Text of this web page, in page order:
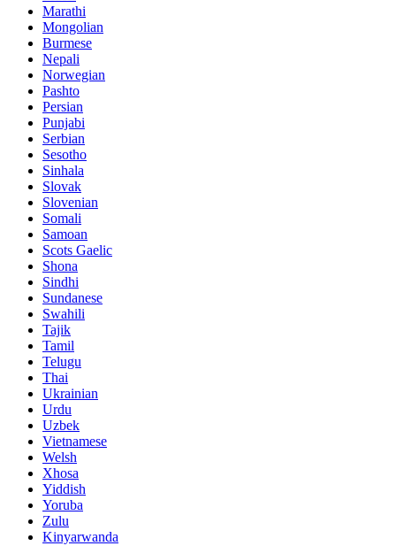
Marathi
Mongolian
Burmese
Nepali
Norwegian
Pashto
Persian
Punjabi
Serbian
Sesotho
Sinhala
Slovak
Slovenian
Somali
Samoan
Scots Gaelic
Shona
Sindhi
Sundanese
Swahili
Tajik
Tamil
Telugu
Thai
Ukrainian
Urdu
Uzbek
Vietnamese
Welsh
Xhosa
Yiddish
Yoruba
Zulu
Kinyarwanda